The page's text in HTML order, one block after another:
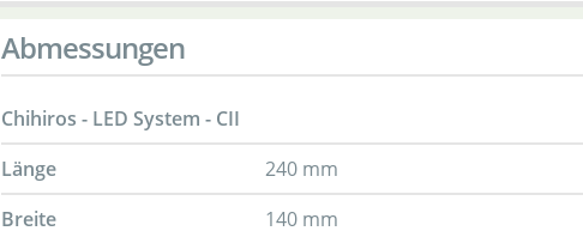
Abmessungen
Chihiros - LED System - CII
Länge
240 mm
Breite
140 mm